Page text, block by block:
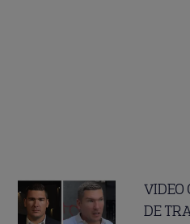
VIDEO
DE